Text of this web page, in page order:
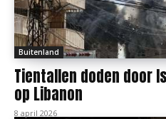
Buitenland
Tientallen doden door
op Libanon
8 april 2026